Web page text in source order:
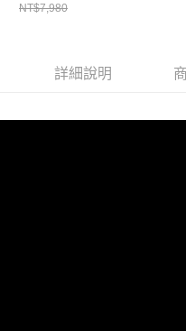
NT$7,980
詳細說明